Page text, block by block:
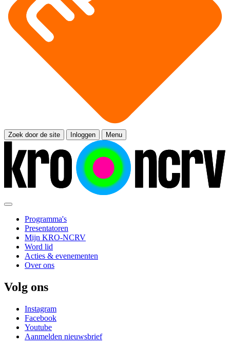
Zoek door de site Inloggen Menu
Programma's
Presentatoren
Mijn KRO-NCRV
Word lid
Acties & evenementen
Over ons
Volg ons
Instagram
Facebook
Youtube
Aanmelden nieuwsbrief